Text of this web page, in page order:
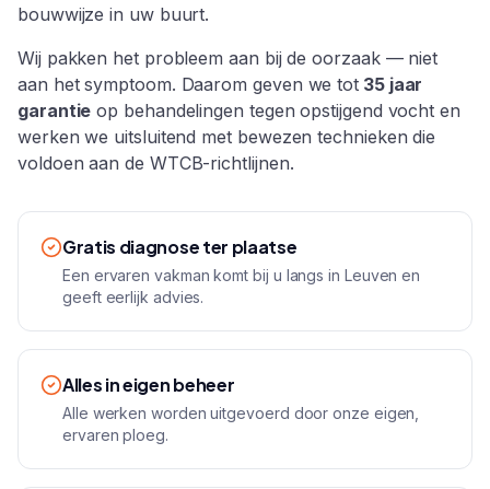
bouwwijze in uw buurt.
Wij pakken het probleem aan bij de oorzaak — niet
aan het symptoom. Daarom geven we tot 35 jaar
garantie op behandelingen tegen opstijgend vocht en
werken we uitsluitend met bewezen technieken die
voldoen aan de WTCB-richtlijnen.
Gratis diagnose ter plaatse
Een ervaren vakman komt bij u langs in Leuven en
geeft eerlijk advies.
Alles in eigen beheer
Alle werken worden uitgevoerd door onze eigen,
ervaren ploeg.